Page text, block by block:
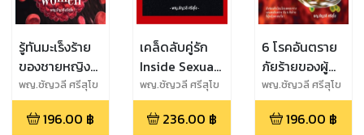
รู้ทันมะเร็งร้าย
ของชายหญิง
Cancer of
men and
women
พญ.ชัญวลี ศรีสุโข
196.00 ฿
เคล็ดลับคู่รัก
Inside Sexual
Relationship
พญ.ชัญวลี ศรีสุโข
236.00 ฿
6 โรคอันตราย
ภัยร้ายของผู้
หญิง
พญ.ชัญวลี ศรีสุโข
196.00 ฿